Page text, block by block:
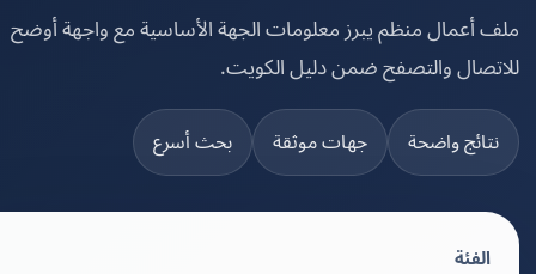
منظم يبرز معلومات الجهة الأساسية مع واجهة أوضح
والتصفح ضمن دليل الكويت.
واضحة جهات موثقة بحث أسرع